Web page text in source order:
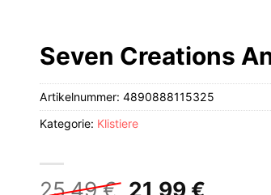
Seven Creations
25,49€ 21,99 €
Artikelnummer:4890888115325
Kategorie: Klistiere